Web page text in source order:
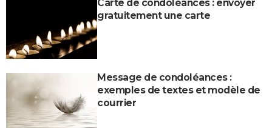
Carte de condoléances : envoyer
gratuitement une carte
Message de condoléances :
exemples de textes et modèle de
courrier